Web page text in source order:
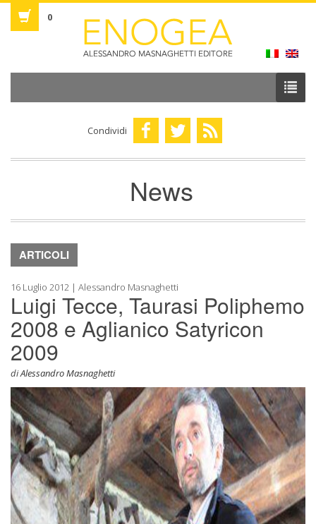
0
Condividi
News
ARTICOLI
16 Luglio 2012 | Alessandro Masnaghetti
Luigi Tecce, Taurasi Poliphemo
2008 e Aglianico Satyricon
2009
diAlessandro Masnaghetti